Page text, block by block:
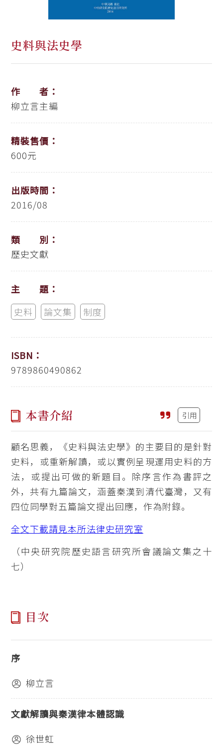
史料與法史學
作 者：
柳立言主編
精裝售價：
600元
出版時間：
2016/08
類 別：
歷史文獻
主 題：
史料
論文集 制度
ISBN：
9789860490862
本書介紹 引用
顧名思義，《史料與法史學》的主要目的是針對
史料，或重新解讀，或以實例呈現運用史料的方
法，或提出可做的新題目。除序言作為書評之
外，共有九篇論文，涵蓋秦漢到清代臺灣，又有
四位同學對五篇論文提出回應，作為附錄。
全文下載請見本所法律史研究室
（中央研究院歷史語言研究所會議論文集之十
七）
目次
序
柳立言
文獻解讀與秦漢律本體認識
徐世虹